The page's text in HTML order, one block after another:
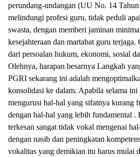
perundang-undangan (UU No. 14
melindungi profesi guru, tidak peduli
swasta, dengan memberi jaminan
kesejahteraan dan martabat guru
dari persoalan hukum, ekonomi, sosial
Olehnya, harapan besarnya Langkah
PGRI sekarang ini adalah
konsolidasi ke dalam. Apabila selama
mengurusi hal-hal yang sifatnya kurang
dengan hal-hal yang lebih fundamental .
terkesan sangat tidak vokal mengenai
dengan nasib dan peningkatan
vokalitas yang demikian itu harus mulai